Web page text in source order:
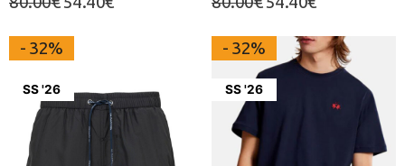
SS '26
- 32%
SS '26
- 32%